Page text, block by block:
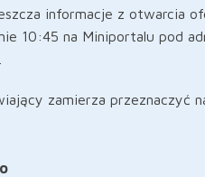
informacje z otwarcia
10:45 na Miniportalu pod
zamierza przeznaczyć